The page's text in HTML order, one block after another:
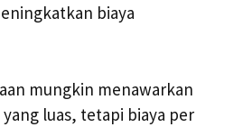
biaya
mungkin menawarkan
luas, tetapi biaya per